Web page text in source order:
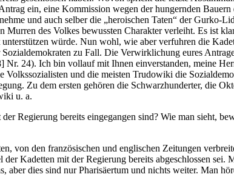
ein, eine Kommission wegen der hungernden
und auch selber die „heroischen Taten“ der Gurko-
des Volkes bewussten Charakter verleiht. Es ist
würde. Nun wohl, wie aber verfuhren die
zu Fall. Die Verwirklichung eures
Nr. 24). Ich bin vollauf mit Ihnen einverstanden, meine
Volkssozialisten und die meisten Trudowiki die
Zu dem ersten gehören die Schwarzhunderter, die
u. a.
Regierung bereits eingegangen sind? Wie man sieht,
von den französischen und englischen Zeitungen
Kadetten mit der Regierung bereits abgeschlossen
aber dies sind nur Pharisäertum und nichts weiter. Man